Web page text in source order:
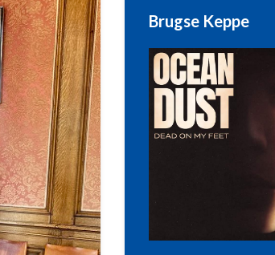
Brugse Keppe